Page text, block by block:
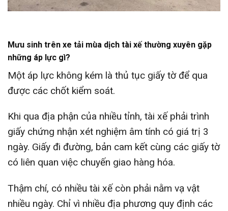
Mưu sinh trên xe tải mùa dịch tài xế thường xuyên gặp
những áp lực gì?
Một áp lực không kém là thủ tục giấy tờ để qua
được các chốt kiểm soát.
Khi qua địa phận của nhiều tỉnh, tài xế phải trình
giấy chứng nhận xét nghiệm âm tính có giá trị 3
ngày. Giấy đi đường, bản cam kết cùng các giấy tờ
có liên quan việc chuyến giao hàng hóa.
Thậm chí, có nhiều tài xế còn phải nằm vạ vật
nhiều ngày. Chỉ vì nhiều địa phương quy định các